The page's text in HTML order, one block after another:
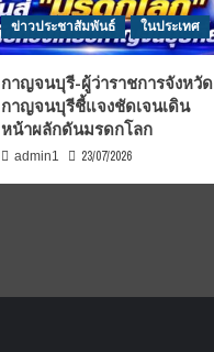
ข่าวประชาสัมพันธ์ ในประเทศ
กาญจนบุรี-ผู้ว่าราชการจังหวัด
กาญจนบุรีชี้แจงชัดเจนเดิน
หน้าผลักดันมรดกโลก
admin1 23/07/2026